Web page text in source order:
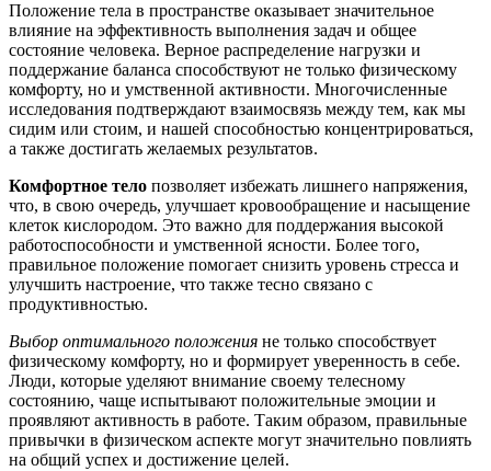
Положение тела в пространстве оказывает значительное
влияние на эффективность выполнения задач и общее
состояние человека. Верное распределение нагрузки и
поддержание баланса способствуют не только физическому
комфорту, но и умственной активности. Многочисленные
исследования подтверждают взаимосвязь между тем, как мы
сидим или стоим, и нашей способностью концентрироваться,
а также достигать желаемых результатов.
Комфортное тело позволяет избежать лишнего напряжения,
что, в свою очередь, улучшает кровообращение и насыщение
клеток кислородом. Это важно для поддержания высокой
работоспособности и умственной ясности. Более того,
правильное положение помогает снизить уровень стресса и
улучшить настроение, что также тесно связано с
продуктивностью.
Выбор оптимального положения не только способствует
физическому комфорту, но и формирует уверенность в себе.
Люди, которые уделяют внимание своему телесному
состоянию, чаще испытывают положительные эмоции и
проявляют активность в работе. Таким образом, правильные
привычки в физическом аспекте могут значительно повлиять
на общий успех и достижение целей.